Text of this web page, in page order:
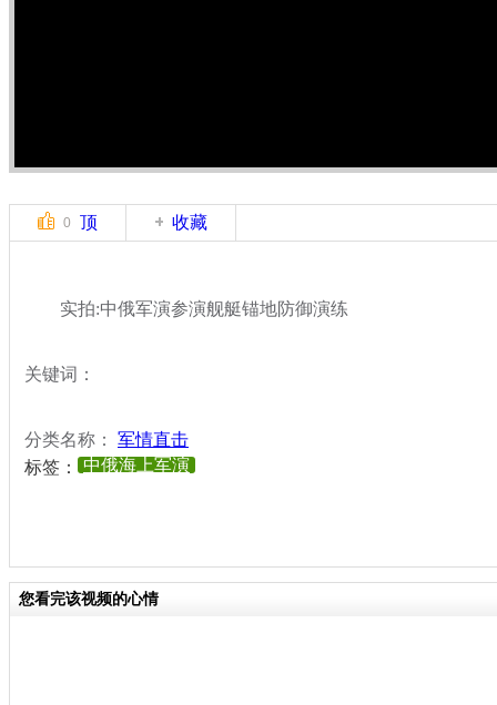
0 顶 收藏
实拍:中俄军演参演舰艇锚地防御演练
关键词：
分类名称： 军情直击
标签：
中俄海上军演
您看完该视频的心情